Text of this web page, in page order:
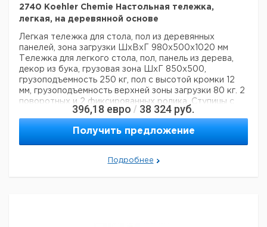
2740 Koehler Chemie Настольная тележка,
легкая, на деревянной основе
Легкая тележка для стола, пол из деревянных
панелей, зона загрузки ШxВxГ 980x500x1020 мм
Тележка для легкого стола, пол, панель из дерева,
декор из бука, грузовая зона ШxГ 850x500,
грузоподъемность 250 кг, пол с высотой кромки 12
мм, грузоподъемность верхней зоны загрузки 80 кг. 2
поворотных и 2 фиксированных ролика. Ступицы с
роликоподшипниками. Тормоза на роликах согласно
EN 1757-3
396,18 евро / 38 324 руб.
Получить предложение
Подробнее